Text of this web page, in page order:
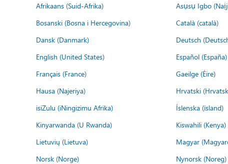
Afrikaans (Suid-Afrika) Asụsụ Igbo
Bosanski (Bosna i Hercegovina)
Català (català)
Dansk (Danmark)
Deutsch
English (United States)
Español (España)
Français (France)
Gaeilge (Éire)
Hausa (Najeriya)
Hrvatski
isiZulu (iNingizimu Afrika)
Íslenska (ísland)
Kinyarwanda (U Rwanda)
Kiswahili (Kenya)
Lietuvių (Lietuva)
Magyar
Norsk (Norge)
Nynorsk (Noreg)